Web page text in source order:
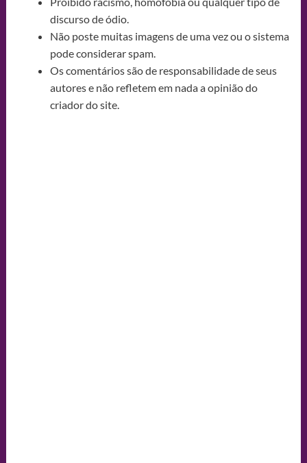
discurso de ódio.
Não poste muitas imagens de uma vez ou o sistema
pode considerar spam.
Os comentários são de responsabilidade de seus
autores e não refletem em nada a opinião do
criador do site.